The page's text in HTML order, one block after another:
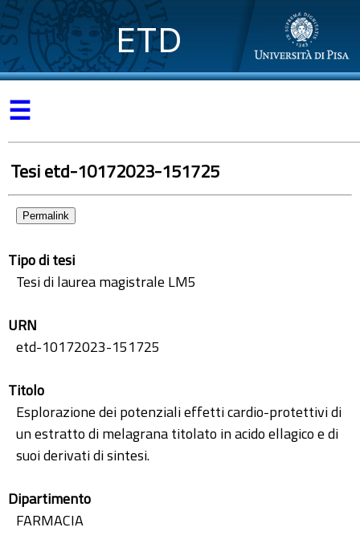
ETD
☰
Tesi etd-10172023-151725
Permalink
Tipo di tesi
Tesi di laurea magistrale LM5
URN
etd-10172023-151725
Titolo
Esplorazione dei potenziali effetti cardio-protettivi di
un estratto di melagrana titolato in acido ellagico e di
suoi derivati di sintesi.
Dipartimento
FARMACIA